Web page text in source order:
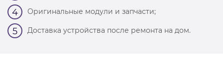
4 Оригинальные модули и запчасти;
5 Доставка устройства после ремонта на дом.